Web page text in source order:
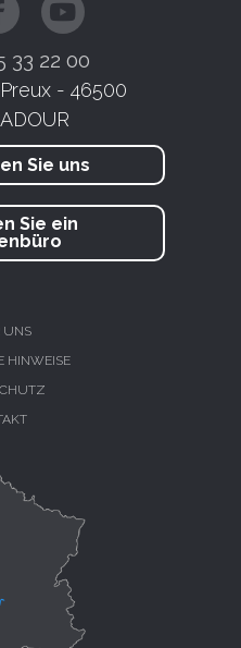
33 22 00
- 46500
Sie uns
Sie ein
UNS
HINWEISE